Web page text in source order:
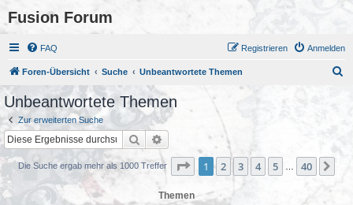
Fusion Forum
FAQ Anmelden
Registrieren
Foren-Übersicht Suche Unbeantwortete Themen
Unbeantwortete Themen
Zur erweiterten Suche
Suche Erweiterte Suche
Die Suche ergab mehr als 1000 Treffer Seite 1von 40
1 2 3 4 5 40
Themen